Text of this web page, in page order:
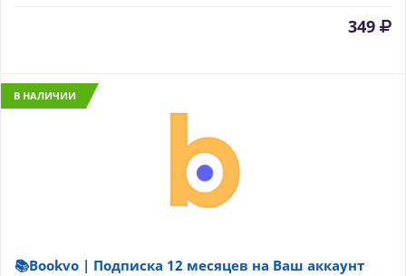
349
В НАЛИЧИИ
📚Bookvo | Подписка 12 месяцев на Ваш аккаунт